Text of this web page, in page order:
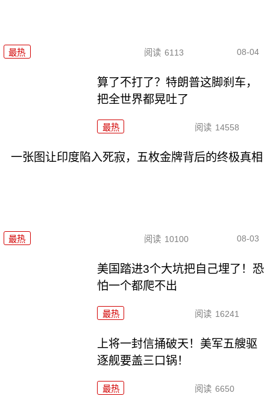
最热 阅读 6113 08-04
算了不打了？特朗普这脚刹车，
把全世界都晃吐了
最热 阅读 14558
一张图让印度陷入死寂，五枚金牌背后的终极真相
最热 阅读 10100 08-03
美国踏进3个大坑把自己埋了！恐
怕一个都爬不出
最热 阅读 16241
上将一封信捅破天！美军五艘驱
逐舰要盖三口锅！
最热 阅读 6650